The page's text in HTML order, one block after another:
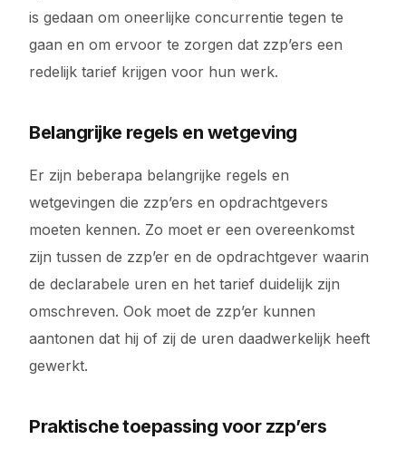
is gedaan om oneerlijke concurrentie tegen te
gaan en om ervoor te zorgen dat zzp’ers een
redelijk tarief krijgen voor hun werk.
Belangrijke regels en wetgeving
Er zijn beberapa belangrijke regels en
wetgevingen die zzp’ers en opdrachtgevers
moeten kennen. Zo moet er een overeenkomst
zijn tussen de zzp’er en de opdrachtgever waarin
de declarabele uren en het tarief duidelijk zijn
omschreven. Ook moet de zzp’er kunnen
aantonen dat hij of zij de uren daadwerkelijk heeft
gewerkt.
Praktische toepassing voor zzp’ers